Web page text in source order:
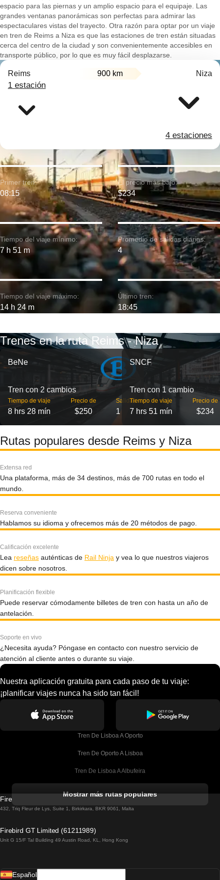
espacio para las piernas y un amplio espacio para el equipaje. Las
grandes ventanas panorámicas son perfectas para admirar las
espectaculares vistas del trayecto. Otra razón para optar por un viaje
en tren de Reims a Niza es que las estaciones de tren están situadas
cerca del centro de la ciudad y son convenientemente accesibles en
transporte público, por lo que es muy fácil desplazarse.
Reims 900 km Niza
1 estación
4 estaciones
Tiempo del viaje mínimo:
7 h 51 m
Primer tren:
08:15
Tiempo del viaje máximo:
14 h 24 m
El precio más bajo:
$234
Promedio de salidas diarias:
4
Último tren:
18:45
Trenes en la ruta Reims - Niza
BeNe
Tren con 2 cambios
Tiempo de viaje
8 hrs 28 mín
Precio de
$250
Salidas
1
SNCF
Tren con 1 cambio
Tiempo de viaje
7 hrs 51 mín
Precio de
$234
Rutas populares desde Reims y Niza
Extensa red
Una plataforma, más de 34 destinos, más de 700 rutas en todo el
mundo.
Reserva conveniente
Hablamos su idioma y ofrecemos más de 20 métodos de pago.
Calificación excelente
Lea reseñas auténticas de Rail Ninja y vea lo que nuestros viajeros
dicen sobre nosotros.
Planificación flexible
Puede reservar cómodamente billetes de tren con hasta un año de
antelación.
Soporte en vivo
¿Necesita ayuda? Póngase en contacto con nuestro servicio de
atención al cliente antes o durante su viaje.
Nuestra aplicación gratuita para cada paso de tu viaje:
¡planificar viajes nunca ha sido tan fácil!
Tren De Lisboa A Oporto
Tren De Oporto A Lisboa
Tren De Lisboa A Albufeira
Tren De Lisboa A Lagos
Tren De Lisboa A Madrid
Mostrar más rutas populares
Firebird GT Limited (OC 1451)
432, Triq Fleur de Lys, Suite 1, Birkirkara, BKR 9061, Malta
Firebird GT Limited (61211989)
Unit G 15/F Tal Building 49 Austin Road, KL, Hong Kong
Español